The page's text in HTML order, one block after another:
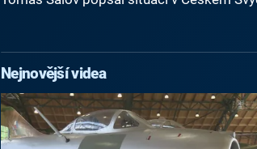
Nejnovější videa